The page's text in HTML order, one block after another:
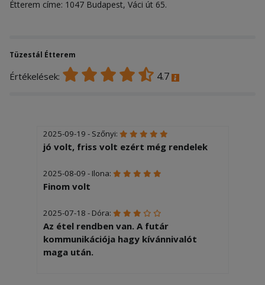
Étterem címe: 1047 Budapest, Váci út 65.
Tüzestál Étterem
Értékelések: 4.7
2025-09-19 - Szőnyi:
jó volt, friss volt ezért még rendelek
2025-08-09 - Ilona:
Finom volt
2025-07-18 - Dóra:
Az étel rendben van. A futár
kommunikációja hagy kívánnivalót
maga után.